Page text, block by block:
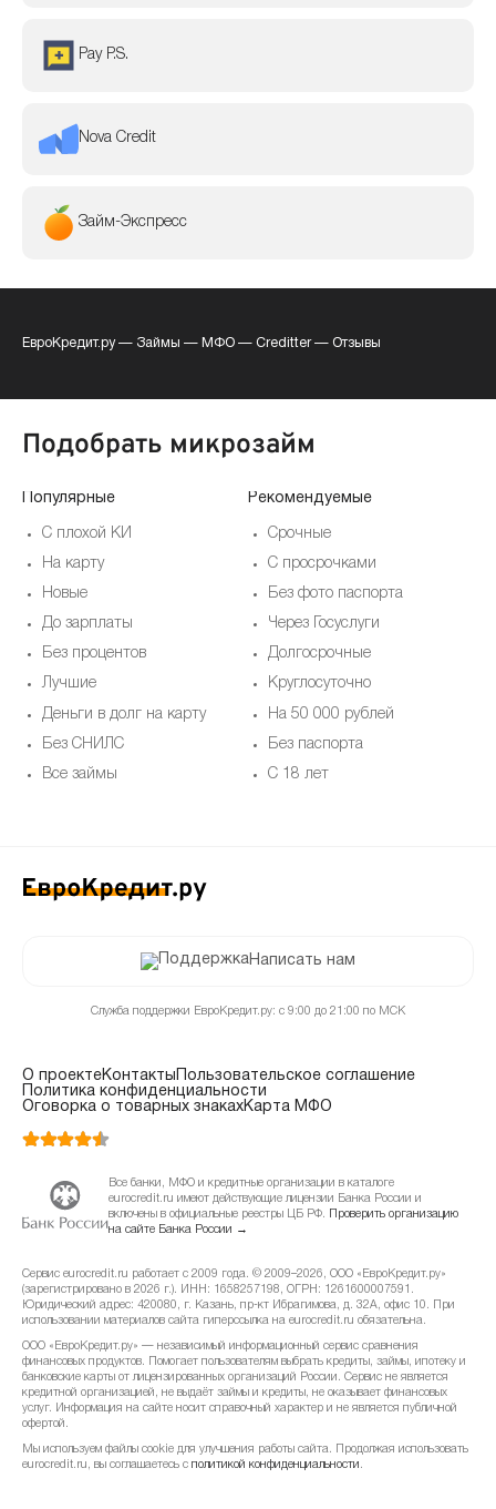
Pay P.S.
Nova Credit
Займ-Экспресс
ЕвроКредит.ру— Займы — МФО — Creditter— Отзывы
Подобрать микрозайм
Популярные
С плохой КИ
На карту
Новые
До зарплаты
Без процентов
Лучшие
Деньги в долг на карту
Без СНИЛС
Все займы
Рекомендуемые
Срочные
С просрочками
Без фото паспорта
Через Госуслуги
Долгосрочные
Круглосуточно
На 50 000 рублей
Без паспорта
С 18 лет
Написать нам
Служба поддержки ЕвроКредит.ру: с 9:00 до 21:00 по МСК
О проектеКонтакты Пользовательское соглашение
Политика конфиденциальности
Оговорка о товарных знакахКарта МФО
Все банки, МФО и кредитные организации в каталоге
eurocredit.ru имеют действующие лицензии Банка России и
включены в официальные реестры ЦБ РФ.
Проверить организацию
на сайте Банка России →
Сервис eurocredit.ru работает с 2009 года. © 2009–2026, ООО «ЕвроКредит.ру»
(зарегистрировано в 2026 г.). ИНН: 1658257198, ОГРН: 1261600007591.
Юридический адрес: 420080, г. Казань, пр-кт Ибрагимова, д. 32А, офис 10. При
использовании материалов сайта гиперссылка на eurocredit.ru обязательна.
ООО «ЕвроКредит.ру» — независимый информационный сервис сравнения
финансовых продуктов. Помогает пользователям выбрать кредиты, займы, ипотеку и
банковские карты от лицензированных организаций России. Сервис не является
кредитной организацией, не выдаёт займы и кредиты, не оказывает финансовых
услуг. Информация на сайте носит справочный характер и не является публичной
офертой.
Мы используем файлы cookie для улучшения работы сайта. Продолжая использовать
eurocredit.ru, вы соглашаетесь с политикой конфиденциальности .